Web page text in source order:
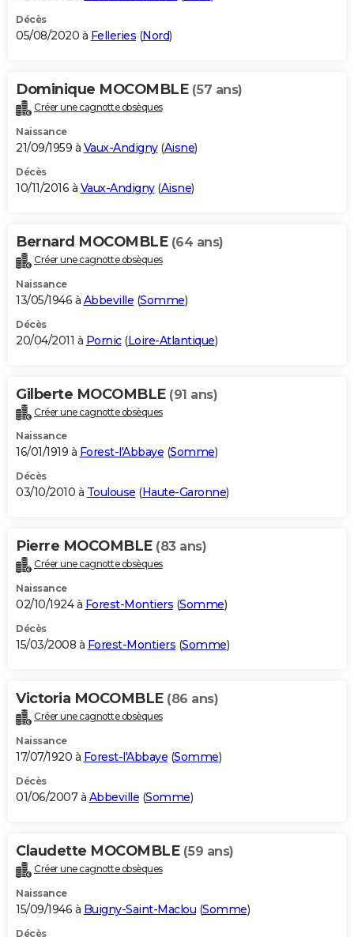
S'inscrire
Se connecter
Lycées
Collèges
Primaires
Universités
Entreprises
Service militaire
Avis de recherche
AVIS DE DÉCÈS
Bricolage
Lifestyle
Culture
Sport
Auto
Television
Voyage
Cinema
Décès
05/08/2020 à Felleries (Nord)
Dominique MOCOMBLE (57 ans)
Créer une cagnotte obsèques
Naissance
21/09/1959 à Vaux-Andigny(Aisne)
Décès
10/11/2016 à Vaux-Andigny(Aisne)
Bernard MOCOMBLE (64 ans)
Créer une cagnotte obsèques
Naissance
13/05/1946 à Abbeville (Somme)
Décès
20/04/2011 à Pornic(Loire-Atlantique)
Gilberte MOCOMBLE (91 ans)
Créer une cagnotte obsèques
Naissance
16/01/1919 à Forest-l'Abbaye (Somme)
Décès
03/10/2010 à Toulouse (Haute-Garonne)
Pierre MOCOMBLE (83 ans)
Créer une cagnotte obsèques
Naissance
02/10/1924 à Forest-Montiers (Somme)
Décès
15/03/2008 à Forest-Montiers (Somme)
Victoria MOCOMBLE (86 ans)
Créer une cagnotte obsèques
Naissance
17/07/1920 à Forest-l'Abbaye (Somme)
Décès
01/06/2007 à Abbeville (Somme)
Claudette MOCOMBLE (59 ans)
Créer une cagnotte obsèques
Naissance
15/09/1946 à Buigny-Saint-Maclou (Somme)
Décès